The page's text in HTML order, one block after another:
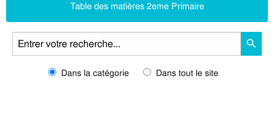
Table des matières 2eme Primaire
Dans la catégorie Dans tout le site